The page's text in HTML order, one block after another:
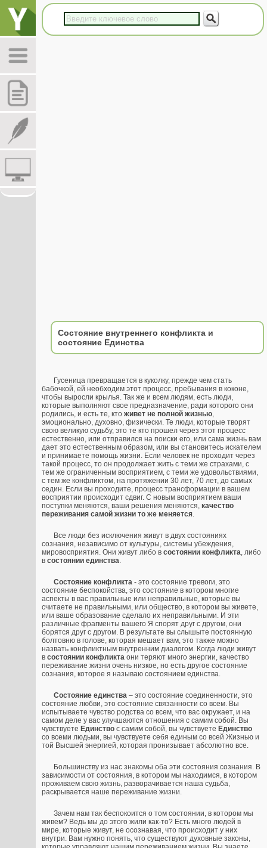
Состояние внутреннего конфликта и
состояние Единства
Гусеница превращается в куколку, прежде чем стать
бабочкой, ей необходим этот процесс, пребывания в коконе,
чтобы выросли крылья. Так же и всем людям, есть люди,
которые выполняют свое предназначение, ради которого они
родились, и есть те, кто живет не полной жизнью,
эмоционально, духовно, физически. Те люди, которые творят
свою великую судьбу, это те кто прошел через этот процесс
естественно, или отправился на поиски его, или сама жизнь вам
дает это естественным образом, или вы становитесь искателем
и принимаете помощь жизни. Если человек не проходит через
такой процесс, то он продолжает жить с теми же страхами, с
тем же ограниченным восприятием, с теми же удовольствиями,
с тем же конфликтом, на протяжении 30 лет, 70 лет, до самых
седин. Если вы проходите, процесс трансформации в вашем
восприятии происходит сдвиг. С новым восприятием ваши
поступки меняются, ваши решения меняются, качество
переживания самой жизни то же меняется.
Все люди без исключения живут в двух состояниях
сознания, независимо от культуры, системы убеждения,
мировосприятия. Они живут либо в состоянии конфликта, либо
в состоянии единства.
Состояние конфликта - это состояние тревоги, это
состояние беспокойства, это состояние в котором многие
аспекты в вас правильные или неправильные, которые вы
считаете не правильными, или общество, в котором вы живете,
или ваше образование сделало их неправильными. И эти
различные фрагменты вашего Я спорят друг с другом, они
борятся друг с другом. В результате вы слышыте постоянную
болтовню в голове, которая мешает вам, это также можно
назвать конфликтным внутренним диалогом. Когда люди живут
в состоянии конфликта они теряют много энергии, качество
переживание жизни очень низкое, но есть другое состояние
сознания, которое я называю состоянием единства.
Состояние единства – это состояние соединенности, это
состояние любви, это состояние связанности со всем. Вы
испытываете чувство родства со всем, что вас окружает, и на
самом деле у вас улучшаются отношения с самим собой. Вы
чувствуете Единство с самим собой, вы чувствуете Единство
со всеми людьми, вы чувствуете себя единым со всей Жизнью и
той Высшей энергией, которая пронизывает абсолютно все.
Большинству из нас знакомы оба эти состояния сознания. В
зависимости от состояния, в котором мы находимся, в котором
проживаем свою жизнь, разворачивается наша судьба,
раскрывается наше переживание жизни.
Зачем нам так беспокоится о том состоянии, в котором мы
живем? Ведь мы до этого жили как-то? Есть много людей в
мире, которые живут, не осознавая, что происходит у них
внутри. Вам нужно понять, что существуют духовные законы,